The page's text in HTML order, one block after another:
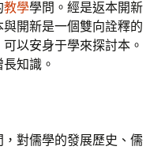
教學學問。經是返本開新
開新是一個雙向詮釋的
以安身于學來探討本。
長知識。
對儒學的發展歷史、儒